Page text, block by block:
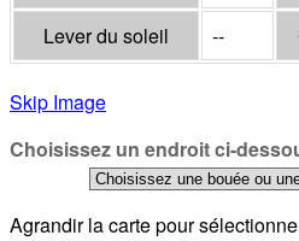
Lever du soleil --
Skip Image
Choisissez un endroit ci-
Agrandir la carte pour